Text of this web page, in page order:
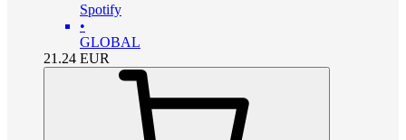
Spotify
•
GLOBAL
21.24 EUR